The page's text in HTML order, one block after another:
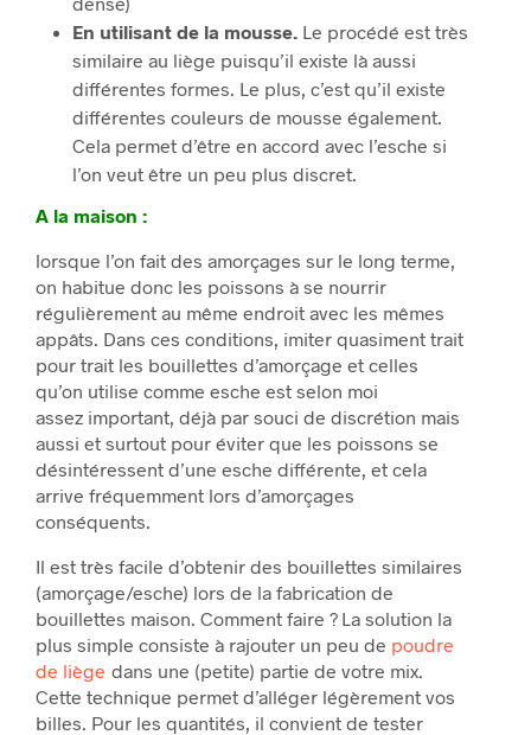
En utilisant de la mousse. Le procédé est très
similaire au liège puisqu’il existe là aussi
différentes formes. Le plus, c’est qu’il existe
différentes couleurs de mousse également.
Cela permet d’être en accord avec l’esche si
l’on veut être un peu plus discret.
A la maison :
lorsque l’on fait des amorçages sur le long terme,
on habitue donc les poissons à se nourrir
régulièrement au même endroit avec les mêmes
appâts. Dans ces conditions, imiter quasiment trait
pour trait les bouillettes d’amorçage et celles
qu’on utilise comme esche est selon moi
assez important, déjà par souci de discrétion mais
aussi et surtout pour éviter que les poissons se
désintéressent d’une esche différente, et cela
arrive fréquemment lors d’amorçages
conséquents.
Il est très facile d’obtenir des bouillettes similaires
(amorçage/esche) lors de la fabrication de
bouillettes maison. Comment faire ? La solution la
plus simple consiste à rajouter un peu de poudre
de liège dans une (petite) partie de votre mix.
Cette technique permet d’alléger légèrement vos
billes. Pour les quantités, il convient de tester